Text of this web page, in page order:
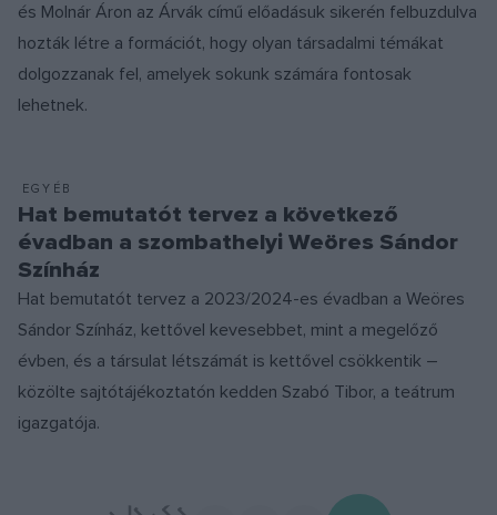
és Molnár Áron az Árvák című előadásuk sikerén felbuzdulva
hozták létre a formációt, hogy olyan társadalmi témákat
dolgozzanak fel, amelyek sokunk számára fontosak
lehetnek.
EGYÉB
Hat bemutatót tervez a következő
évadban a szombathelyi Weöres Sándor
Színház
Hat bemutatót tervez a 2023/2024-es évadban a Weöres
Sándor Színház, kettővel kevesebbet, mint a megelőző
évben, és a társulat létszámát is kettővel csökkentik –
közölte sajtótájékoztatón kedden Szabó Tibor, a teátrum
igazgatója.